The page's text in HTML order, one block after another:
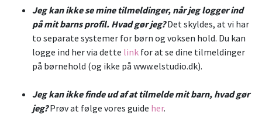
Jeg kan ikke se mine tilmeldinger, når jeg logger ind
på mit barns profil. Hvad gør jeg?Det skyldes, at vi har
to separate systemer for børn og voksen hold. Du kan
logge ind her via dette link for at se dine tilmeldinger
på børnehold (og ikke på www.elstudio.dk).
Jeg kan ikke finde ud af at tilmelde mit barn, hvad gør
jeg?Prøv at følge vores guide her.